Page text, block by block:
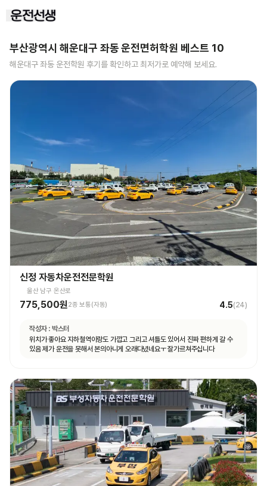
부산광역시 해운대구 좌동운전면허학원 베스트 10
해운대구 좌동 운전학원 후기를 확인하고 최저가로 예약해 보세요.
신정 자동차운전전문학원
울산 남구 온산로
775,500원 2종 보통(자동) 4.5(24)
작성자 : 박스터
위치가 좋아요 지하철역이랑도 가깝고 그리고 셔틀도 있어서 진짜 편하게 갈 수
있음 제가 운전을 못해서 본의아니게 오래다녔네요ㅜ 잘가르쳐주십니다